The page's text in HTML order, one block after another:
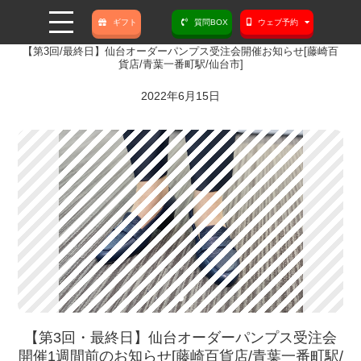
ギフト 質問BOX ウェブ予約
【第3回/最終日】仙台オーダーパンプス受注会開催お知らせ[藤崎百
貨店/青葉一番町駅/仙台市]
2022年6月15日
【第3回・最終日】仙台オーダーパンプス受注会
開催1週間前のお知らせ[藤崎百貨店/青葉一番町駅/